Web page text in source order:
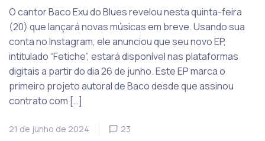
O cantor Baco Exu do Blues revelou nesta quinta-feira
(20) que lançará novas músicas em breve. Usando sua
conta no Instagram, ele anunciou que seu novo EP,
intitulado “Fetiche”, estará disponível nas plataformas
digitais a partir do dia 26 de junho. Este EP marca o
primeiro projeto autoral de Baco desde que assinou
contrato com […]
21 de junho de 2024 23